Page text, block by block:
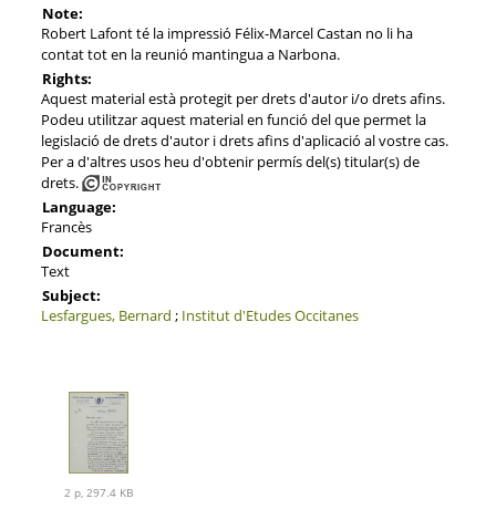
Note:
Robert Lafont té la impressió Félix-Marcel Castan no li ha
contat tot en la reunió mantingua a Narbona.
Rights:
Aquest material està protegit per drets d'autor i/o drets afins.
Podeu utilitzar aquest material en funció del que permet la
legislació de drets d'autor i drets afins d'aplicació al vostre cas.
Per a d'altres usos heu d'obtenir permís del(s) titular(s) de
drets.
Language:
Francès
Document:
Text
Subject:
Lesfargues, Bernard ; Institut d'Etudes Occitanes
2 p, 297.4 KB